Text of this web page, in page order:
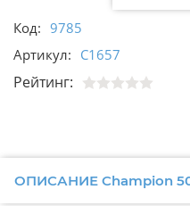
Код: 9785
Артикул: C1657
Рейтинг:
ОПИСАНИЕ Champion